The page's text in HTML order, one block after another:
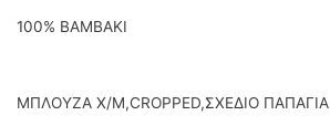
100% ΒΑΜΒΑΚΙ
ΜΠΛΟΥΖΑ X/M,CROPPED,ΣΧΕΔΙΟ ΠΑΠΑΓΙΑ